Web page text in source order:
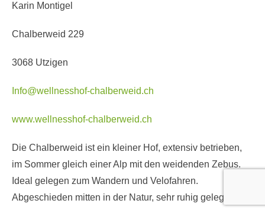
Karin Montigel
Chalberweid 229
3068 Utzigen
Info@wellnesshof-chalberweid.ch
www.wellnesshof-chalberweid.ch
Die Chalberweid ist ein kleiner Hof, extensiv betrieben,
im Sommer gleich einer Alp mit den weidenden Zebus.
Ideal gelegen zum Wandern und Velofahren.
Abgeschieden mitten in der Natur, sehr ruhig gelegen